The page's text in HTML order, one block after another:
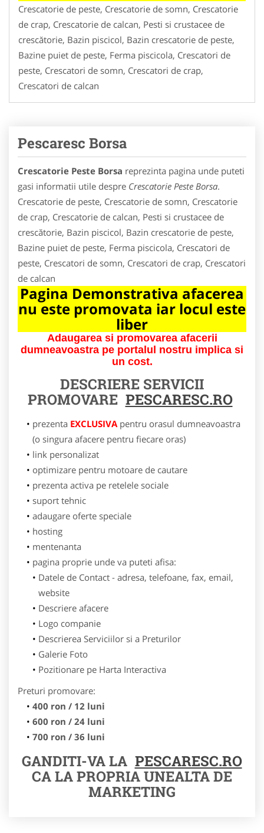
Crescatorie de peste, Crescatorie de somn, Crescatorie
de crap, Crescatorie de calcan, Pesti si crustacee de
crescătorie, Bazin piscicol, Bazin crescatorie de peste,
Bazine puiet de peste, Ferma piscicola, Crescatori de
peste, Crescatori de somn, Crescatori de crap,
Crescatori de calcan
Pescaresc Borsa
Crescatorie Peste Borsa reprezinta pagina unde puteti
gasi informatii utile despre Crescatorie Peste Borsa.
Crescatorie de peste, Crescatorie de somn, Crescatorie
de crap, Crescatorie de calcan, Pesti si crustacee de
crescătorie, Bazin piscicol, Bazin crescatorie de peste,
Bazine puiet de peste, Ferma piscicola, Crescatori de
peste, Crescatori de somn, Crescatori de crap, Crescatori
de calcan
Pagina Demonstrativa afacerea
nu este promovata iar locul este
liber
Adaugarea si promovarea afacerii
dumneavoastra pe portalul nostru implica si
un cost.
DESCRIERE SERVICII
PROMOVARE PESCARESC.RO
prezenta EXCLUSIVApentru orasul dumneavoastra
(o singura afacere pentru fiecare oras)
link personalizat
optimizare pentru motoare de cautare
prezenta activa pe retelele sociale
suport tehnic
adaugare oferte speciale
hosting
mentenanta
pagina proprie unde va puteti afisa:
Datele de Contact - adresa, telefoane, fax, email,
website
Descriere afacere
Logo companie
Descrierea Serviciilor si a Preturilor
Galerie Foto
Pozitionare pe Harta Interactiva
Preturi promovare:
400 ron / 12 luni
600 ron / 24 luni
700 ron / 36 luni
GANDITI-VA LA PESCARESC.RO
CA LA PROPRIA UNEALTA DE
MARKETING